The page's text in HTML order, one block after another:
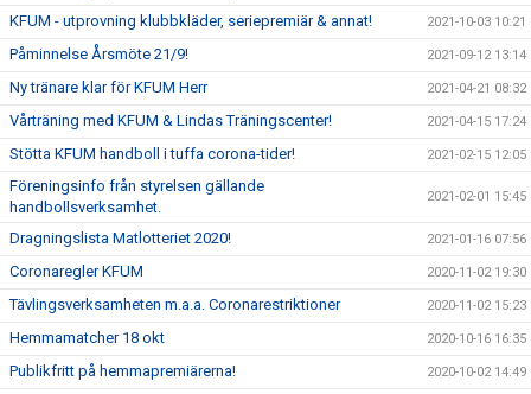
KFUM - utprovning klubbkläder, seriepremiär & annat! 2021-10-03 10:21
Påminnelse Årsmöte 21/9! 2021-09-12 13:14
Ny tränare klar för KFUM Herr 2021-04-21 08:32
Vårträning med KFUM & Lindas Träningscenter! 2021-04-15 17:24
Stötta KFUM handboll i tuffa corona-tider! 2021-02-15 12:05
Föreningsinfo från styrelsen gällande
handbollsverksamhet.
2021-02-01 15:45
Dragningslista Matlotteriet 2020! 2021-01-16 07:56
Coronaregler KFUM 2020-11-02 19:30
Tävlingsverksamheten m.a.a. Coronarestriktioner 2020-11-02 15:23
Hemmamatcher 18 okt 2020-10-16 16:35
Publikfritt på hemmapremiärerna! 2020-10-02 14:49